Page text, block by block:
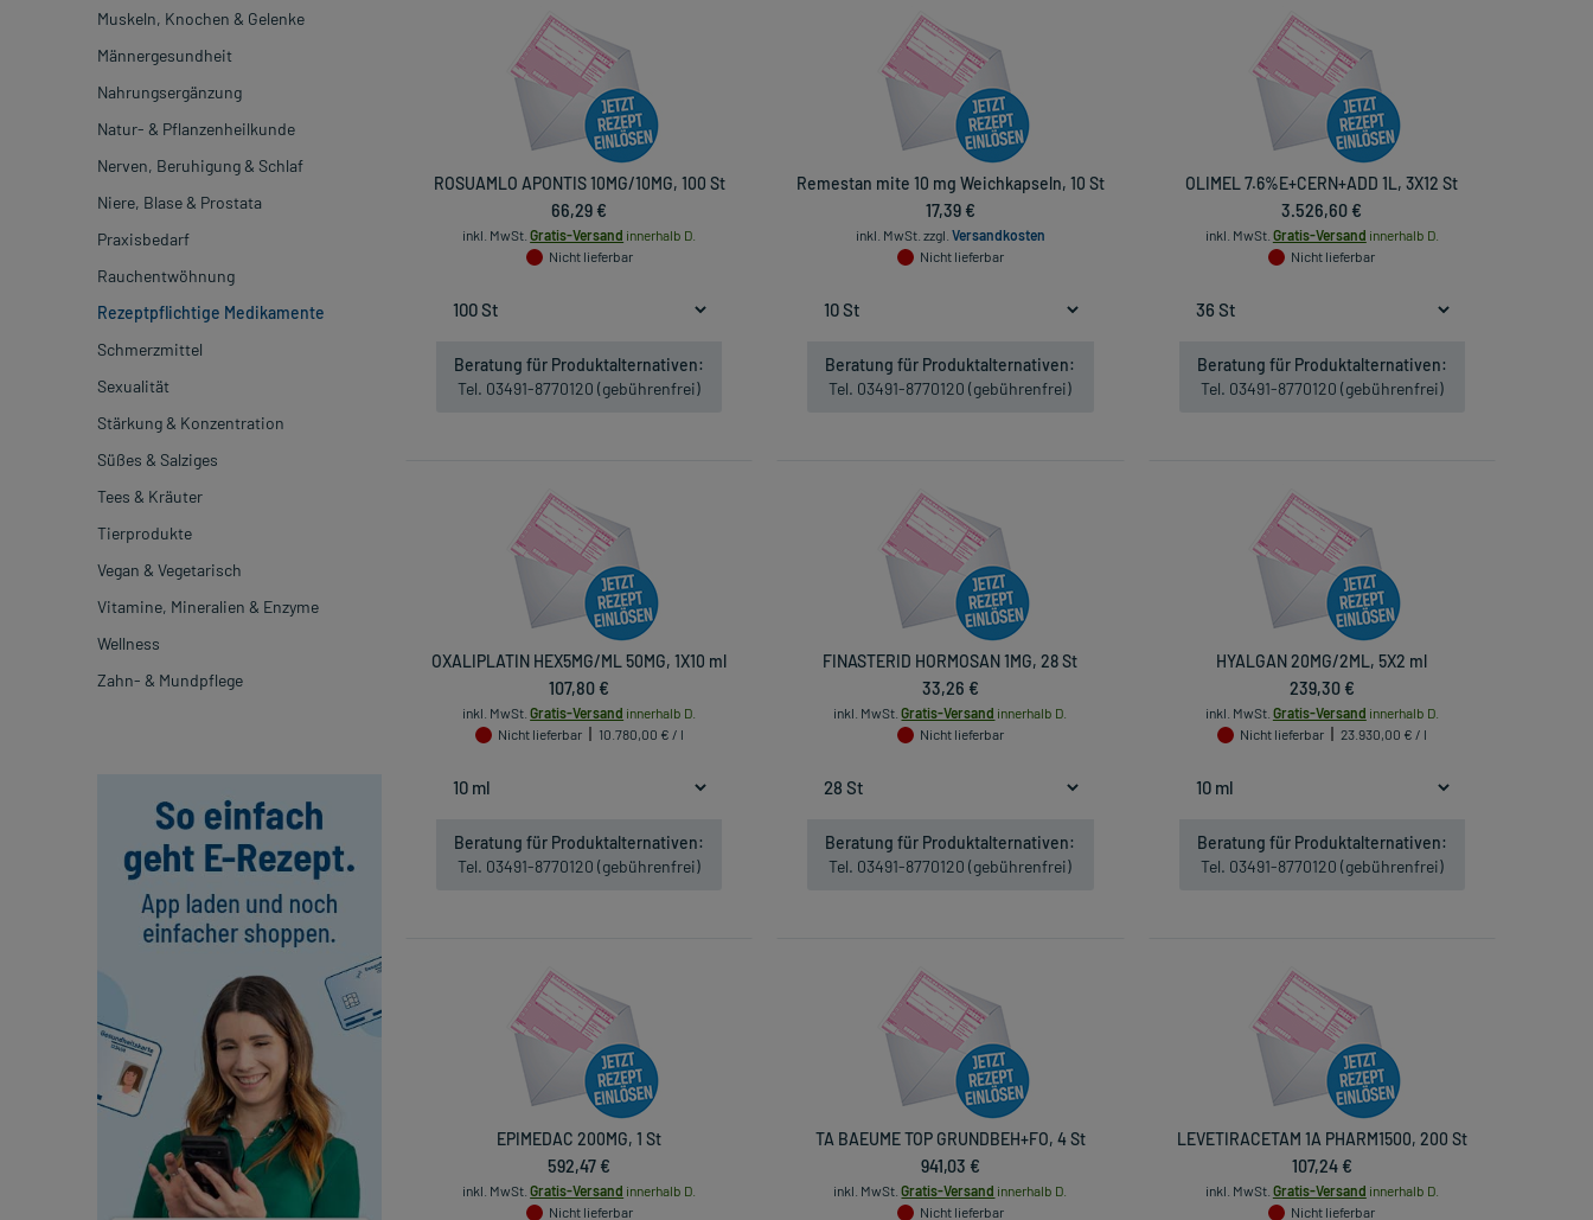
Muskeln, Knochen & Gelenke
Männergesundheit
Nahrungsergänzung
Natur- & Pflanzenheilkunde
Nerven, Beruhigung & Schlaf
Niere, Blase & Prostata
Praxisbedarf
Rauchentwöhnung
Rezeptpflichtige Medikamente
Schmerzmittel
Sexualität
Stärkung & Konzentration
Süßes & Salziges
Tees & Kräuter
Tierprodukte
Vegan & Vegetarisch
Vitamine, Mineralien & Enzyme
Wellness
Zahn- & Mundpflege
ROSUAMLO APONTIS 10MG/10MG, 100 St
66,29 €
inkl. MwSt. Gratis-Versand innerhalb D.
Nicht lieferbar
Beratung für Produktalternativen:
Tel. 03491-8770120 (gebührenfrei)
Remestan mite 10 mg Weichkapseln, 10 St
17,39 €
inkl. MwSt. zzgl. Versandkosten
Nicht lieferbar
Beratung für Produktalternativen:
Tel. 03491-8770120 (gebührenfrei)
OLIMEL 7.6%E+CERN+ADD 1L, 3X12 St
3.526,60 €
inkl. MwSt. Gratis-Versand innerhalb D.
Nicht lieferbar
Beratung für Produktalternativen:
Tel. 03491-8770120 (gebührenfrei)
OXALIPLATIN HEX5MG/ML 50MG, 1X10 ml
107,80 €
inkl. MwSt. Gratis-Versand innerhalb D.
Nicht lieferbar
10.780,00 € / l
Beratung für Produktalternativen:
Tel. 03491-8770120 (gebührenfrei)
FINASTERID HORMOSAN 1MG, 28 St
33,26 €
inkl. MwSt. Gratis-Versand innerhalb D.
Nicht lieferbar
Beratung für Produktalternativen:
Tel. 03491-8770120 (gebührenfrei)
HYALGAN 20MG/2ML, 5X2 ml
239,30 €
inkl. MwSt. Gratis-Versand innerhalb D.
Nicht lieferbar
23.930,00 € / l
Beratung für Produktalternativen:
Tel. 03491-8770120 (gebührenfrei)
EPIMEDAC 200MG, 1 St
592,47 €
inkl. MwSt. Gratis-Versand innerhalb D.
Nicht lieferbar
TA BAEUME TOP GRUNDBEH+FO, 4 St
941,03 €
inkl. MwSt. Gratis-Versand innerhalb D.
Nicht lieferbar
LEVETIRACETAM 1A PHARM1500, 200 St
107,24 €
inkl. MwSt. Gratis-Versand innerhalb D.
Nicht lieferbar